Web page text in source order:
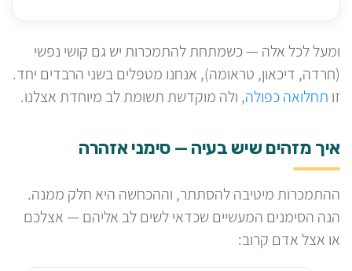
ומעל לכל אלה — כשמתחת להתמכרות יש גם קושי נפשי
(חרדה, דיכאון, טראומה), אנחנו מטפלים בשני הרבדים יחד.
זו תחלואה כפולה, ולה מוקדשת תשומת לב מיוחדת אצלנו.
איך מזהים שיש בעיה — סימני אזהרה
ההתמכרות מיטיבה להסתתר, וההכחשה היא חלק ממנה.
הנה הסימנים המעשיים שכדאי לשים לב אליהם — אצלכם
או אצל אדם קרוב: